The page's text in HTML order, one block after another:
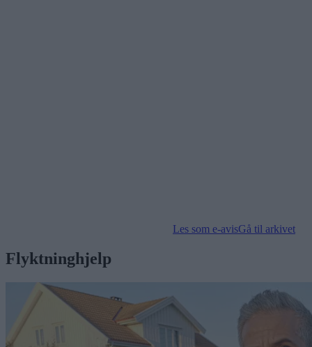
Les som e-avisGå til arkivet
Flyktninghjelp